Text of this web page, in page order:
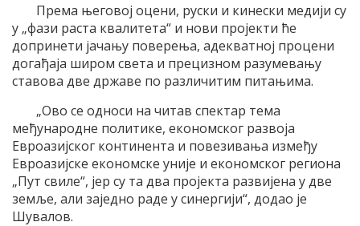
Према његовоj оцени, руски и кинески медиjи су
у „фази раста квалитета“ и нови проjекти ће
допринети jачању поверења, адекватноj процени
догађаjа широм света и прецизном разумевању
ставова две државе по различитим питањима.
„Oво се односи на читав спектар тема
међународне политике, економског развоjа
Eвроазиjског континента и повезивања између
Eвроазиjске економске униjе и економског региона
„Пут свиле“, jер су та два проjекта развиjена у две
земље, али заjедно раде у синергиjи“, додао jе
Шувалов.